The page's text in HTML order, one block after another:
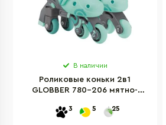
В наличии
Роликовые коньки 2в1
GLOBBER 780-206 мятно-
3 5 25